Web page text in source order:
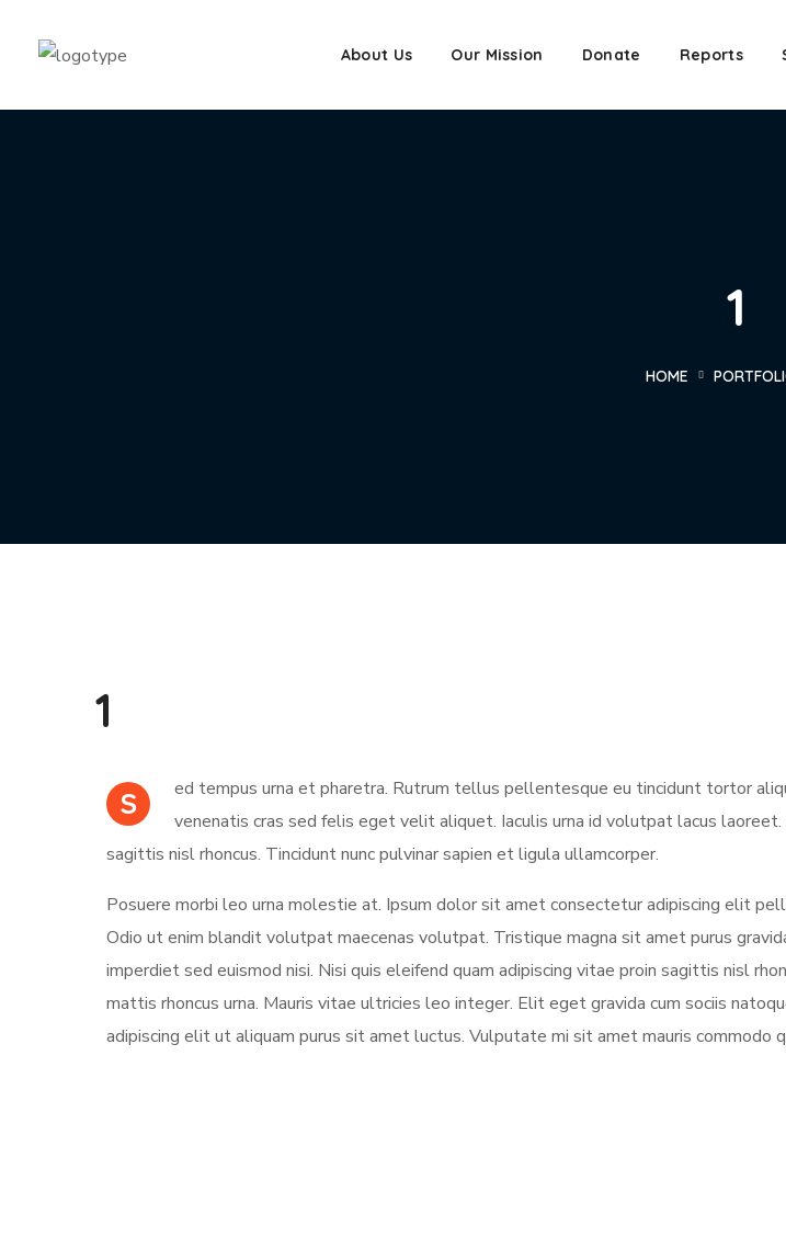
About Us Our Mission Donate Reports
Contact
1
HOME
1
S
ed tempus urna et pharetra. Rutrum tellus pellentesque eu tincidunt tortor
venenatis cras sed felis eget velit aliquet. Iaculis urna id volutpat lacus
sagittis nisl rhoncus. Tincidunt nunc pulvinar sapien et ligula ullamcorper.
Posuere morbi leo urna molestie at. Ipsum dolor sit amet consectetur adipiscing elit
Odio ut enim blandit volutpat maecenas volutpat. Tristique magna sit amet purus
imperdiet sed euismod nisi. Nisi quis eleifend quam adipiscing vitae proin sagittis nisl
mattis rhoncus urna. Mauris vitae ultricies leo integer. Elit eget gravida cum sociis
adipiscing elit ut aliquam purus sit amet luctus. Vulputate mi sit amet mauris commodo